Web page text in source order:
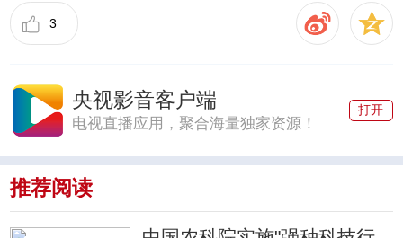
3
央视影音客户端
电视直播应用，聚合海量独家资源！
打开
推荐阅读